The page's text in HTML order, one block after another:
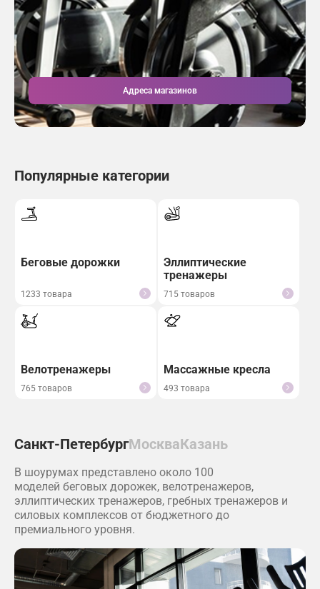
Сборка
Возврат и обмен
Контакты
Связаться с нами:
8 (812) 407-10-25
8 (800) 500-94-27
Скидки и распродажи
Подарочный сертификат
Адреса магазинов
Популярные категории
Беговые дорожки
1233 товара
Эллиптические
тренажеры
715 товаров
Велотренажеры
765 товаров
Массажные кресла
493 товара
Санкт-ПетербургМоскваКазань
В шоурумах представлено около 100
моделей беговых дорожек, велотренажеров,
эллиптических тренажеров, гребных тренажеров и
силовых комплексов от бюджетного до
премиального уровня.